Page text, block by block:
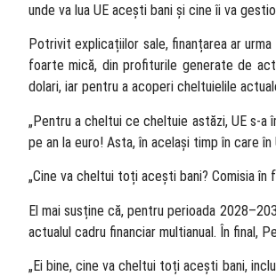
unde va lua UE acești bani și cine îi va
Potrivit explicațiilor sale, finanțarea ar
foarte mică, din profiturile generate de
dolari, iar pentru a acoperi cheltuielile
„Pentru a cheltui ce cheltuie astăzi, UE s-a
pe an la euro! Asta, în același timp în care
„Cine va cheltui toți acești bani? Comisia în
El mai susține că, pentru perioada
actualul cadru financiar multianual. În final,
„Ei bine, cine va cheltui toți acești bani,